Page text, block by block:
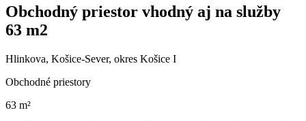
Obchodný priestor vhodný aj na služby
63 m2
Hlinkova, Košice-Sever, okres Košice I
Obchodné priestory
63 m²